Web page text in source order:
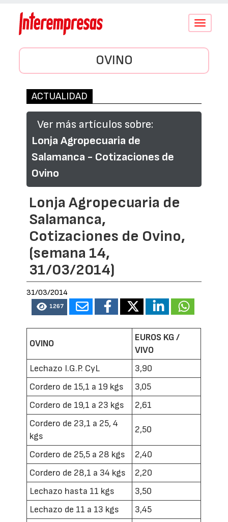
Conmutar
OVINO
ACTUALIDAD
Ver más artículos sobre:
Lonja Agropecuaria de
Salamanca - Cotizaciones de
Ovino
Lonja Agropecuaria de
Salamanca,
Cotizaciones de Ovino,
(semana 14,
31/03/2014)
31/03/2014
1267
OVINO
EUROS KG /
VIVO
Lechazo I.G.P. CyL
3,90
Cordero de 15,1 a 19 kgs
3,05
Cordero de 19,1 a 23 kgs
2,61
Cordero de 23,1 a 25, 4
kgs
2,50
Cordero de 25,5 a 28 kgs
2,40
Cordero de 28,1 a 34 kgs
2,20
Lechazo hasta 11 kgs
3,50
Lechazo de 11 a 13 kgs
3,45